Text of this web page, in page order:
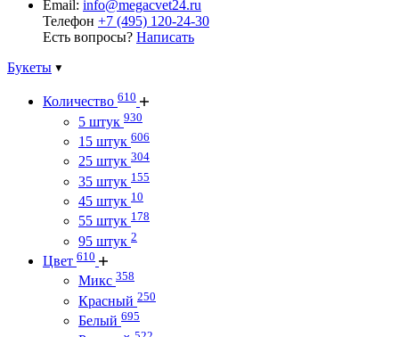
Email: info@megacvet24.ru
Телефон +7 (495) 120-24-30
Есть вопросы? Написать
Букеты
Количество 610
5 штук 930
15 штук 606
25 штук 304
35 штук 155
45 штук 10
55 штук 178
95 штук 2
Цвет 610
Микс 358
Красный 250
Белый 695